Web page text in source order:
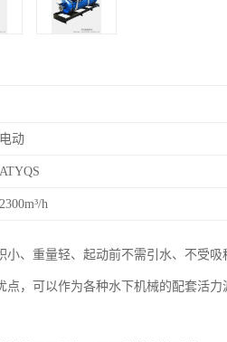
电动
ATYQS
2300m³/h
小、重量轻、起动前不需引水、不受
点，可以作为各种水下机械的配套活